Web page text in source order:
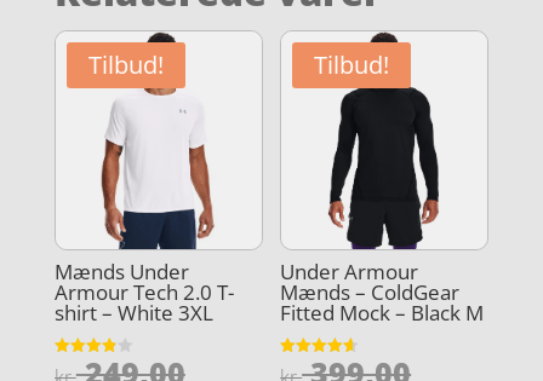
Tilbud!
Mænds Under
Armour Tech 2.0 T-
shirt – White 3XL
Vurderet
249,00Den
Tilbud!
Under Armour
Mænds – ColdGear
Fitted Mock – Black M
Vurderet
399,00Den